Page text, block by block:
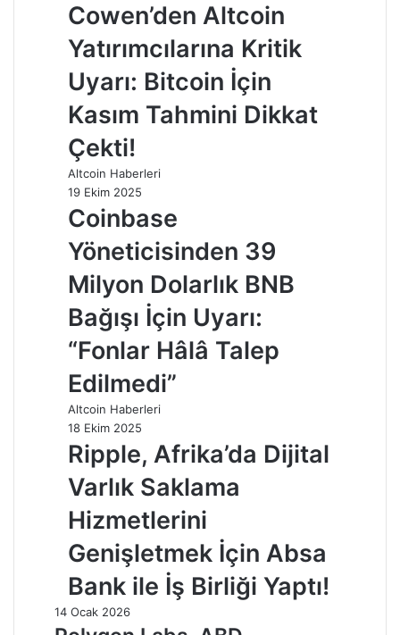
Cowen’den Altcoin
Yatırımcılarına Kritik
Uyarı: Bitcoin İçin
Kasım Tahmini Dikkat
Çekti!
Altcoin Haberleri
19 Ekim 2025
Coinbase
Yöneticisinden 39
Milyon Dolarlık BNB
Bağışı İçin Uyarı:
“Fonlar Hâlâ Talep
Edilmedi”
Altcoin Haberleri
18 Ekim 2025
Ripple, Afrika’da Dijital
Varlık Saklama
Hizmetlerini
Genişletmek İçin Absa
Bank ile İş Birliği Yaptı!
14 Ocak 2026